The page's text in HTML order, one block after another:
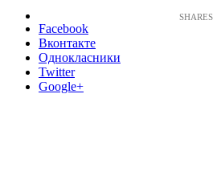
Facebook
Вконтакте
Однокласники
Twitter
Google+